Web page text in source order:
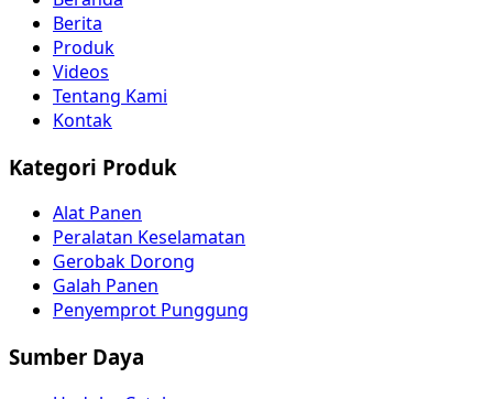
Berita
Produk
Videos
Tentang Kami
Kontak
Kategori Produk
Alat Panen
Peralatan Keselamatan
Gerobak Dorong
Galah Panen
Penyemprot Punggung
Sumber Daya